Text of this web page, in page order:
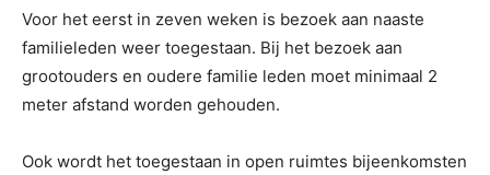
Voor het eerst in zeven weken is bezoek aan naaste
familieleden weer toegestaan. Bij het bezoek aan
grootouders en oudere familie leden moet minimaal 2
meter afstand worden gehouden.
Ook wordt het toegestaan in open ruimtes bijeenkomsten